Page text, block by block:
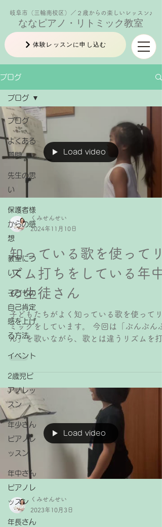
ななピアノ・リトミック教室
岐阜市（三輪南校区）／２歳からの楽しいレッスン♪
体験レッスンに申し込む
ブログ
ブログ
よくある
質問
先生の思
い
保護者様
からの感
想
教室につ
いて
子どもの
自己肯定
感を上げ
る方法
イベント
2歳児ピ
アノレッ
スン
年少さん
ピアノレ
ッスン
年中さん
ピアノレ
ッスン
年長さん
ブログ
Load video
くみせんせい
2024年11月10日
知っている歌を使ってリ
ズム打ちをしている年中
の生徒さん
子どもたちがよく知っている歌を使ってリ
ミックをしています。 今回は「ぶんぶんぶ
ん」を歌いながら、歌とは違うリズムを打
なる 季節の歌を使ってリトミックをしてい
る2年生の生徒さん...
Load video
くみせんせい
2023年10月3日